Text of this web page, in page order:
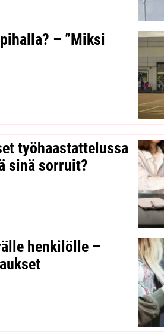
– ”Miksi
työhaastattelussa
sinä sorruit?
henkilölle –